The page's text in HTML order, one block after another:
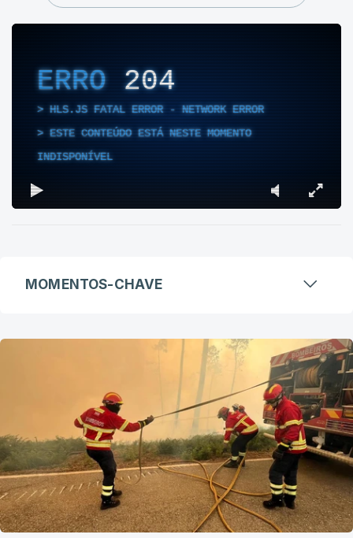
ERRO204
HLS.JS FATAL ERROR - NETWORK ERROR
ESTE CONTEÚDO ESTÁ NESTE MOMENTO
INDISPONÍVEL
MOMENTOS-CHAVE